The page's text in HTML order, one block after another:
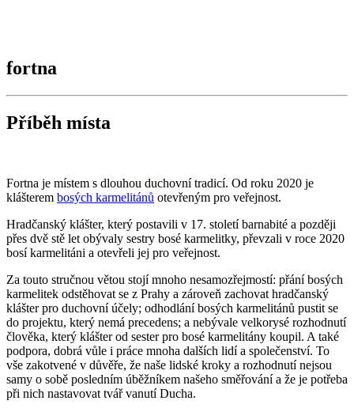
fortna
Příběh místa
Fortna je místem s dlouhou duchovní tradicí. Od roku 2020 je
klášterem bosých karmelitánů otevřeným pro veřejnost.
Hradčanský klášter, který postavili v 17. století barnabité a později
přes dvě stě let obývaly sestry bosé karmelitky, převzali v roce 2020
bosí karmelitáni a otevřeli jej pro veřejnost.
Za touto stručnou větou stojí mnoho nesamozřejmostí: přání bosých
karmelitek odstěhovat se z Prahy a zároveň zachovat hradčanský
klášter pro duchovní účely; odhodlání bosých karmelitánů pustit se
do projektu, který nemá precedens; a nebývale velkorysé rozhodnutí
člověka, který klášter od sester pro bosé karmelitány koupil. A také
podpora, dobrá vůle i práce mnoha dalších lidí a společenství. To
vše zakotvené v důvěře, že naše lidské kroky a rozhodnutí nejsou
samy o sobě posledním úběžníkem našeho směřování a že je potřeba
při nich nastavovat tvář vanutí Ducha.